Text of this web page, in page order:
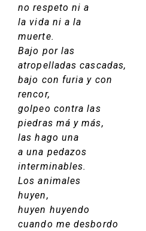
no respeto ni a
la vida ni a la
muerte.
Bajo por las
atropelladas cascadas,
bajo con furia y con
rencor,
golpeo contra las
piedras má y más,
las hago una
a una pedazos
interminables.
Los animales
huyen,
huyen huyendo
cuando me desbordo